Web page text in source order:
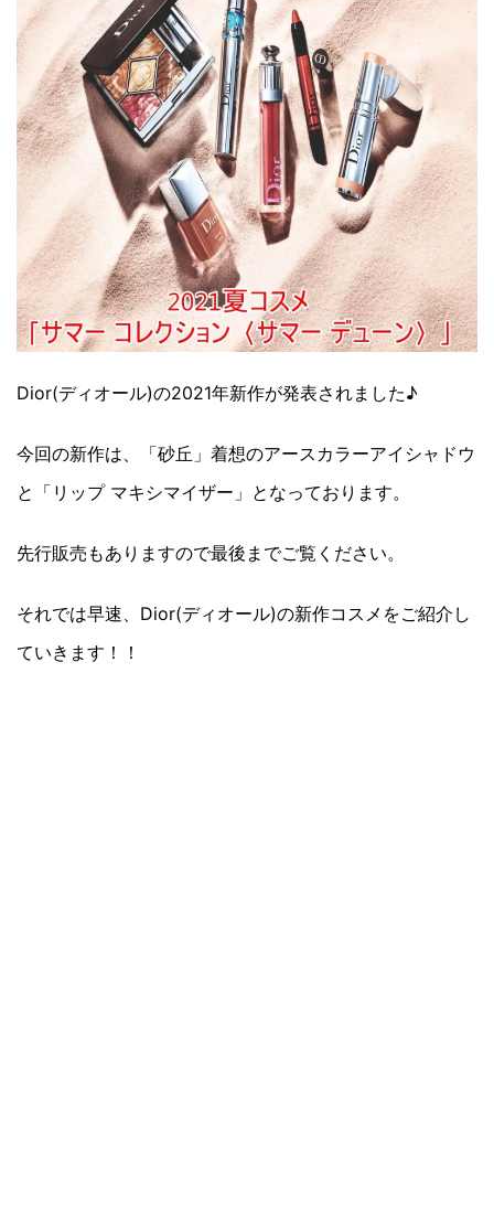
Dior(ディオール)の2021年新作が発表されました♪
今回の新作は、「砂丘」着想のアースカラーアイシャドウ
と「リップ マキシマイザー」となっております。
先行販売もありますので最後までご覧ください。
それでは早速、Dior(ディオール)の新作コスメをご紹介し
ていきます！！